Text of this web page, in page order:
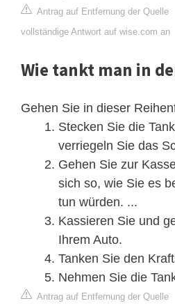
Antrag auf Entfernung der Quelle
vollständige Antwort auf wise.com an
Wie tankt man in
Gehen Sie in dieser
Stecken Sie die
verriegeln Sie das
Gehen Sie zur
sich so, wie Sie es
tun würden. ...
Kassieren Sie und
Ihrem Auto.
Tanken Sie den
Nehmen Sie die
Antrag auf Entfernung der Quelle